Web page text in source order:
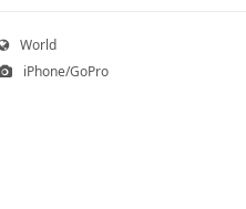
World
iPhone/GoPro